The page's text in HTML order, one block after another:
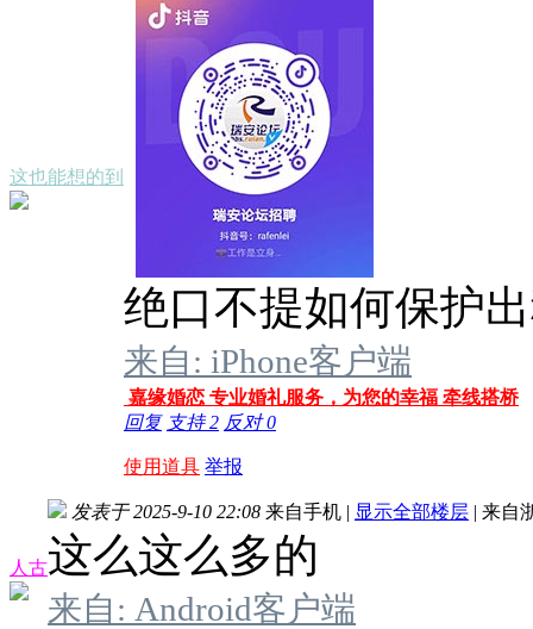
这也能想的到
绝口不提如何保护
来自: iPhone客户端
嘉缘婚恋 专业婚礼服务，为您的幸福 牵线搭桥
回复 支持2 反对0
使用道具 举报
人古
发表于 2025-9-10 22:08 来自手机 | 显示全部楼层 | 来自
这么这么多的
来自: Android客户端